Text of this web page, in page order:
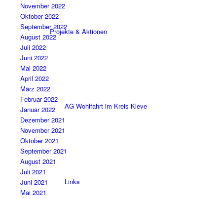
Projekte & Aktionen
AG Wohlfahrt im Kreis Kleve
Links
November 2022
Oktober 2022
September 2022
August 2022
Juli 2022
Juni 2022
Mai 2022
April 2022
März 2022
Februar 2022
Januar 2022
Dezember 2021
November 2021
Oktober 2021
September 2021
August 2021
Juli 2021
Juni 2021
Mai 2021